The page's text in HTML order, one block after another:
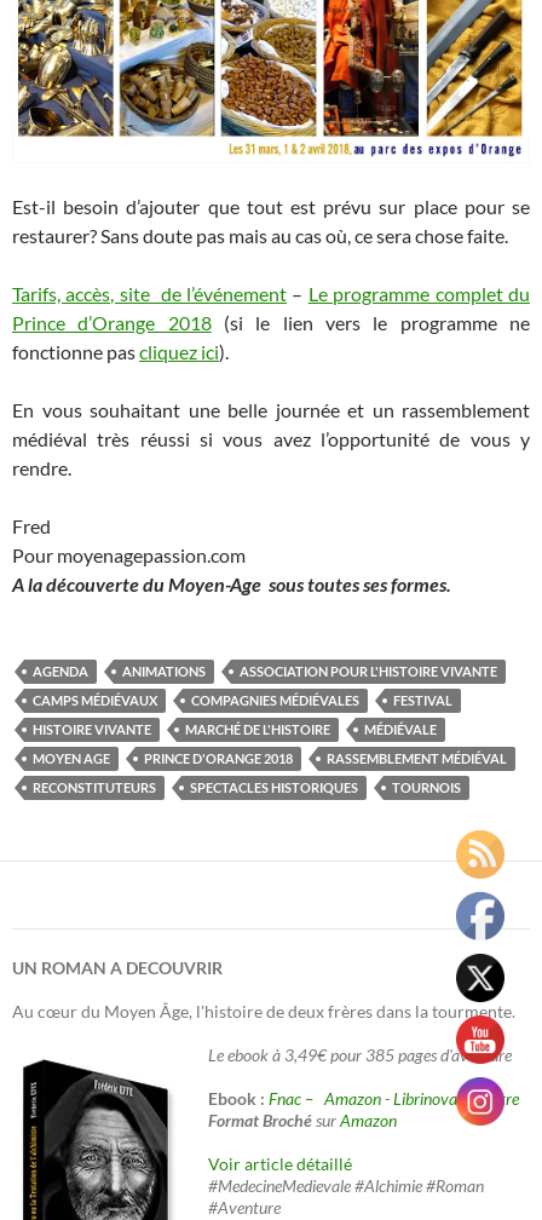
Est-il besoin d’ajouter que tout est prévu sur place pour se
restaurer? Sans doute pas mais au cas où, ce sera chose faite.
Tarifs, accès, site de l’événement – Le programme complet du
Prince d’Orange 2018(si le lien vers le programme ne
fonctionne pascliquez ici).
En vous souhaitant une belle journée et un rassemblement
médiéval très réussi si vous avez l’opportunité de vous y
rendre.
Fred
Pour moyenagepassion.com
A la découverte du Moyen-Age sous toutes ses formes.
AGENDA ANIMATIONS
ASSOCIATION POUR L'HISTOIRE VIVANTE
CAMPS MÉDIÉVAUX
COMPAGNIES MÉDIÉVALES
FESTIVAL
HISTOIRE VIVANTE
MARCHÉ DE L'HISTOIRE
MÉDIÉVALE
MOYEN AGE
PRINCE D'ORANGE 2018
RASSEMBLEMENT MÉDIÉVAL
RECONSTITUTEURS
SPECTACLES HISTORIQUES TOURNOIS
UN ROMAN A DECOUVRIR
Au cœur du Moyen Âge, l'histoire de deux frères dans la tourmente.
Le ebook à 3,49€ pour 385 pages d'aventure
Ebook : Fnac – Amazon-Librinova-Decitre
Format BrochésurAmazon
Voir article détaillé
#MedecineMedievale #Alchimie #Roman
#Aventure